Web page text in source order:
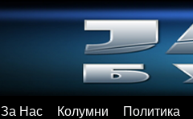
За Нас Колумни Политика